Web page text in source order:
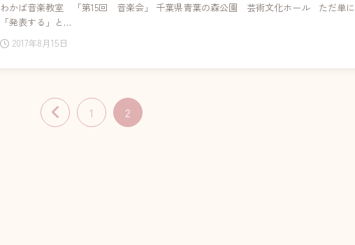
わかば音楽教室 「第15回 音楽会」 千葉県青葉の森公園 芸術文化ホール ただ単に
「発表する」と…
2017年8月15日
1 2